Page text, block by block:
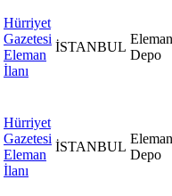
Hürriyet
Gazetesi
Eleman
İlanı
İSTANBUL
Depo
Hürriyet
Gazetesi
Eleman
İlanı
İSTANBUL
Depo